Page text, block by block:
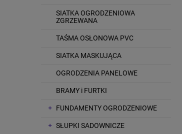
SIATKA OGRODZENIOWA
ZGRZEWANA
TAŚMA OSŁONOWA PVC
SIATKA MASKUJĄCA
OGRODZENIA PANELOWE
BRAMY i FURTKI
FUNDAMENTY OGRODZENIOWE
SŁUPKI SADOWNICZE